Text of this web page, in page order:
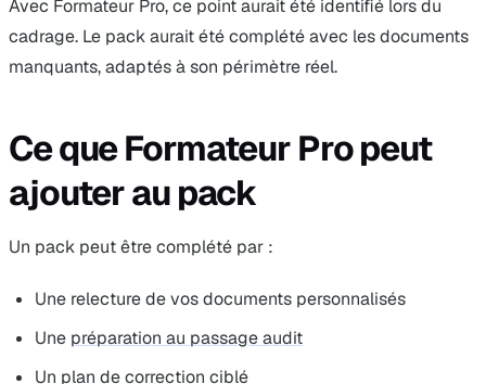
Avec Formateur Pro, ce point aurait été identifié lors du
cadrage. Le pack aurait été complété avec les documents
manquants, adaptés à son périmètre réel.
Ce que Formateur Pro peut
ajouter au pack
Un pack peut être complété par :
Une relecture de vos documents personnalisés
Une préparation au passage audit
Un plan de correction ciblé